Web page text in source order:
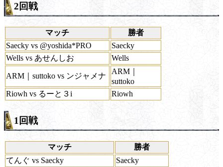
2回戦
マッチ
勝者
Saecky vs @yoshida*PRO
Saecky
Wells vs あせんしお
Wells
ARM｜suttoko vs ンジャメナ
ARM｜
suttoko
Riowh vs るーと３i
Riowh
1回戦
マッチ
勝者
てんぐ vs Saecky
Saecky